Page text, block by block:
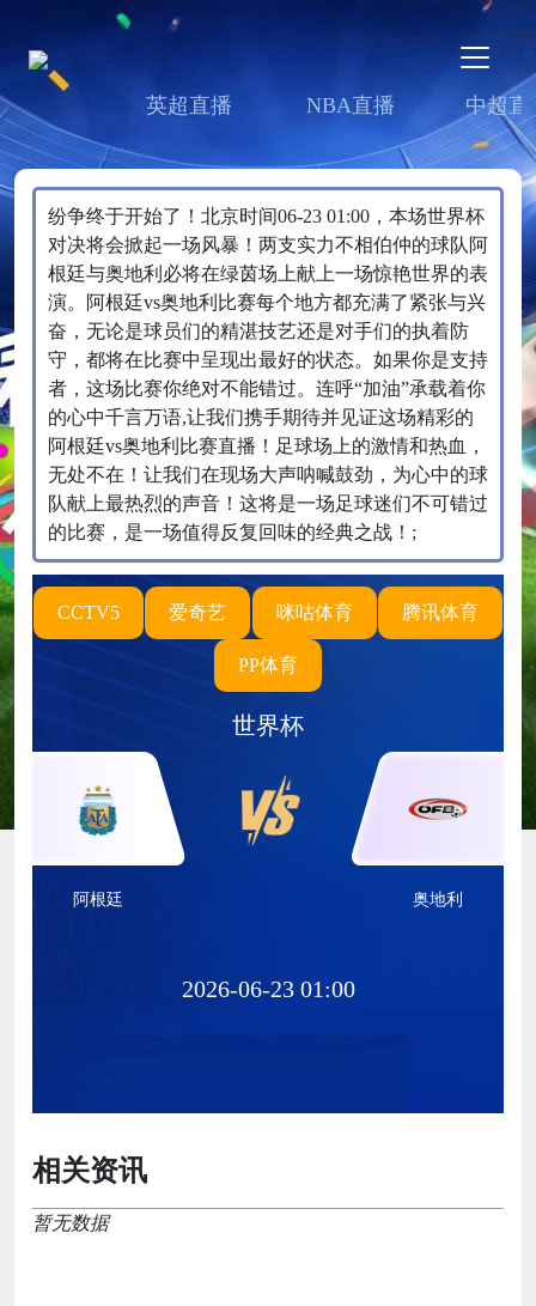
英超直播 NBA直播 中超直
纷争终于开始了！北京时间06-23 01:00，本场世界杯
对决将会掀起一场风暴！两支实力不相伯仲的球队阿
根廷与奥地利必将在绿茵场上献上一场惊艳世界的表
演。阿根廷vs奥地利比赛每个地方都充满了紧张与兴
奋，无论是球员们的精湛技艺还是对手们的执着防
守，都将在比赛中呈现出最好的状态。如果你是支持
者，这场比赛你绝对不能错过。连呼“加油”承载着你
的心中千言万语,让我们携手期待并见证这场精彩的
阿根廷vs奥地利比赛直播！足球场上的激情和热血，
无处不在！让我们在现场大声呐喊鼓劲，为心中的球
队献上最热烈的声音！这将是一场足球迷们不可错过
的比赛，是一场值得反复回味的经典之战！;
CCTV5 爱奇艺 咪咕体育 腾讯体育
PP体育
世界杯
阿根廷 奥地利
2026-06-23 01:00
相关资讯
暂无数据